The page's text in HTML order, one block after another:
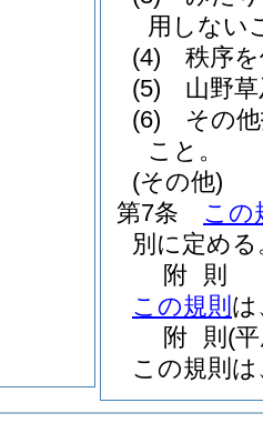
用しない
(4)
秩序
(5)
山野
(6)
その
こと。
(その他)
第7条
この
別に定める
附 則
この規則 は
附 則 (
この規則